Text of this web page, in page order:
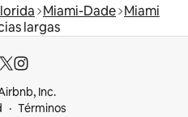
Miami-Dade Miami
largas
Inc.
Términos